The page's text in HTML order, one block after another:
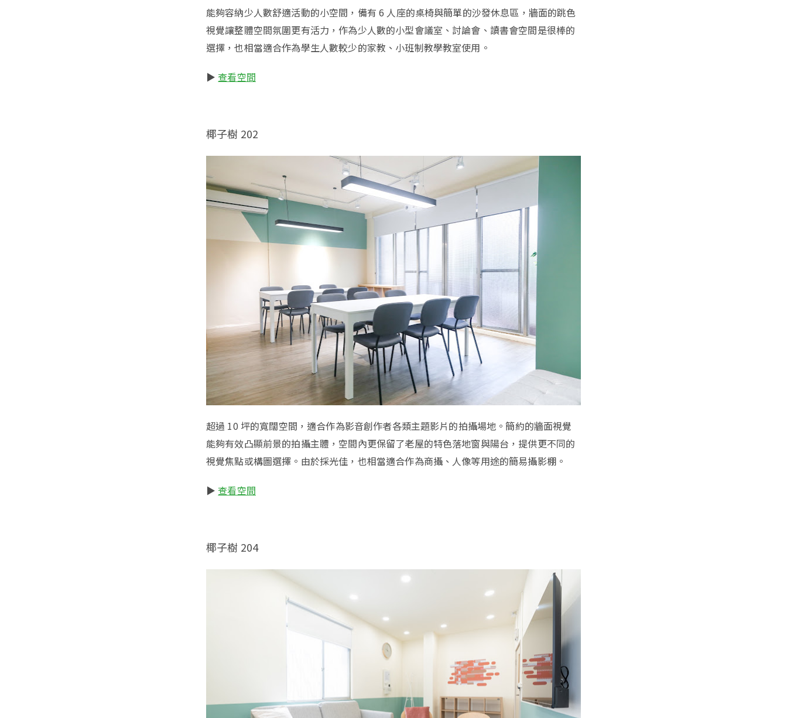
能夠容納少人數舒適活動的小空間，備有 6 人座的桌椅與簡單的沙發休息區，牆面的跳色
視覺讓整體空間氛圍更有活力，作為少人數的小型會議室、討論會、讀書會空間是很棒的
選擇，也相當適合作為學生人數較少的家教、小班制教學教室使用。
▶️ 查看空間
椰子樹 202
超過 10 坪的寬闊空間，適合作為影音創作者各類主題影片的拍攝場地。簡約的牆面視覺
能夠有效凸顯前景的拍攝主體，空間內更保留了老屋的特色落地窗與陽台，提供更不同的
視覺焦點或構圖選擇。由於採光佳，也相當適合作為商攝、人像等用途的簡易攝影棚。
▶️ 查看空間
椰子樹 204